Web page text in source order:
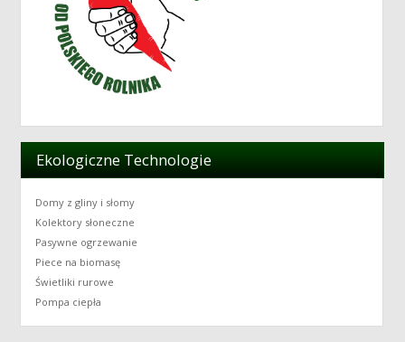
Ekologiczne Technologie
Domy z gliny i słomy
Kolektory słoneczne
Pasywne ogrzewanie
Piece na biomasę
Świetliki rurowe
Pompa ciepła